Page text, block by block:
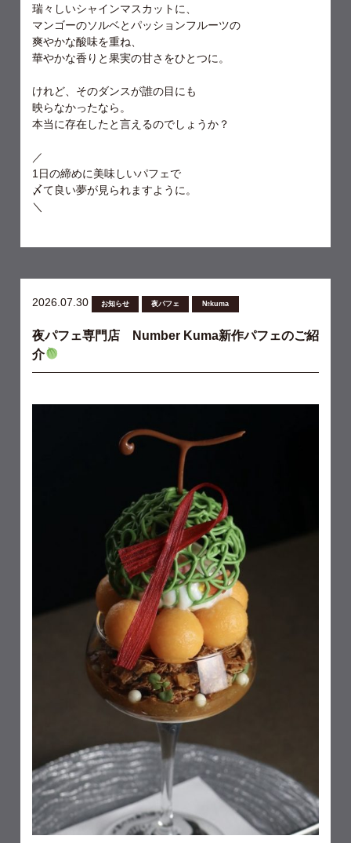
瑞々しいシャインマスカットに、
マンゴーのソルベとパッションフルーツの
爽やかな酸味を重ね、
華やかな香りと果実の甘さをひとつに。
けれど、そのダンスが誰の目にも
映らなかったなら。
本当に存在したと言えるのでしょうか？
／
1日の締めに美味しいパフェで
〆て良い夢が見られますように。
＼
2026.07.30 お知らせ 夜パフェ №kuma
夜パフェ専門店 Number Kuma新作パフェのご紹
介